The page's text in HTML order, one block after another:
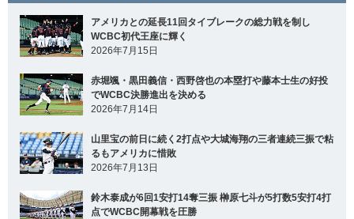
アメリカとの延長11回タイブレークの総力戦を制し
WCBC初代王座に輝く
2026年7月15日
赤堀颯・黒田義信・西野啓也の本塁打や藤本士生の好投
でWCBC決勝進出を決める
2026年7月14日
山里宝の前日に続く2打点や大城海翔の三者連続三振で粘
るもアメリカに惜敗
2026年7月13日
鈴木泰成が6回1安打14奪三振 榊原七斗が5打数5安打4打
点でWCBC開幕戦を圧勝